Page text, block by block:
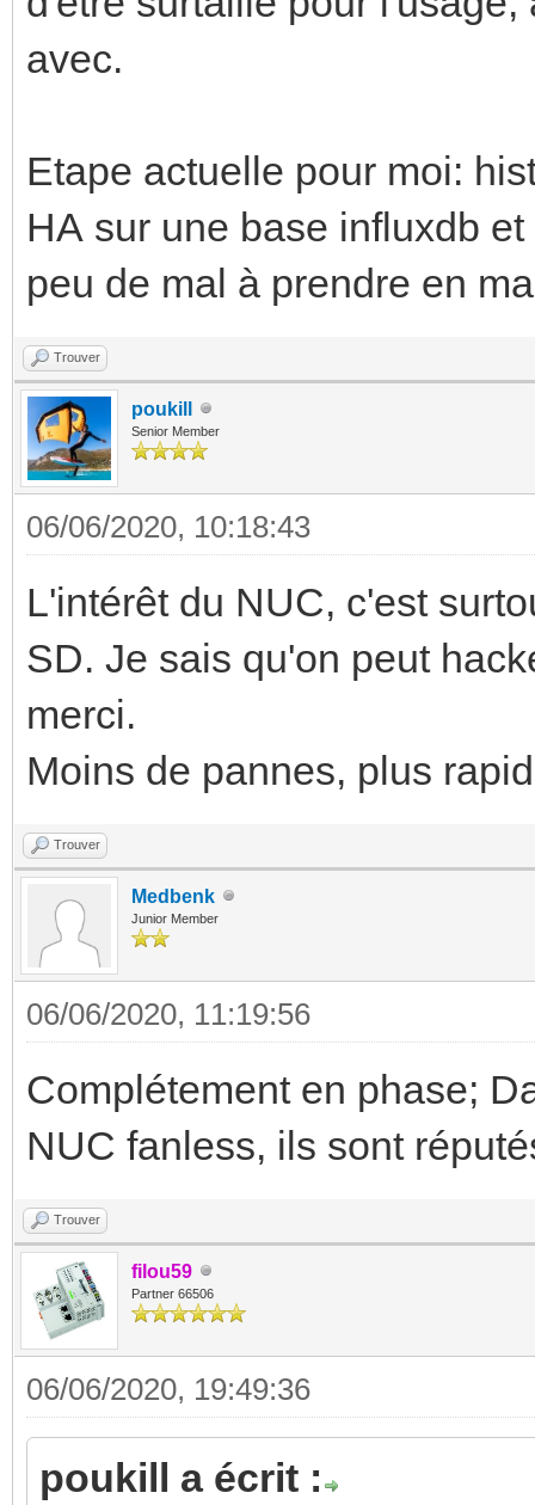
avec.
Etape actuelle pour moi:
HA sur une base influxdb
peu de mal à prendre en
Trouver
poukill
Senior Member
06/06/2020, 10:18:43
L'intérêt du NUC, c'est
SD. Je sais qu'on peut
merci.
Moins de pannes, plus
Trouver
Medbenk
Junior Member
06/06/2020, 11:19:56
Complétement en phase;
NUC fanless, ils sont
Trouver
filou59
Partner 66506
06/06/2020, 19:49:36
poukill a écrit :